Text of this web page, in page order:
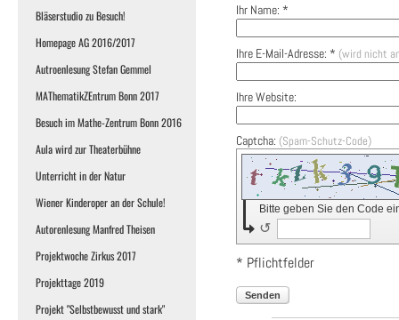
Bläserstudio zu Besuch!
Homepage AG 2016/2017
Autroenlesung Stefan Gemmel
MAThematikZEntrum Bonn 2017
Besuch im Mathe-Zentrum Bonn 2016
Aula wird zur Theaterbühne
Unterricht in der Natur
Wiener Kinderoper an der Schule!
Autorenlesung Manfred Theisen
Projektwoche Zirkus 2017
Projekttage 2019
Projekt "Selbstbewusst und stark"
Ihr Name: *
Ihre E-Mail-Adresse: * (wird nicht
Ihre Website:
Captcha: (Spam-Schutz-Code)
Bitte geben Sie den Code
↺
* Pflichtfelder
Senden